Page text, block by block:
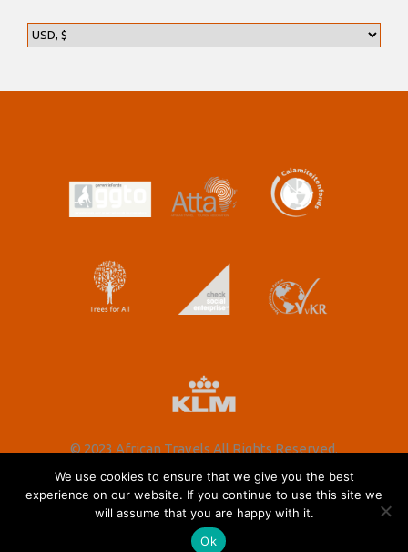
© 2023 African Travels All Rights Reserved.
Nederlands
We use cookies to ensure that we give you the best
experience on our website. If you continue to use this site we
will assume that you are happy with it.
Ok